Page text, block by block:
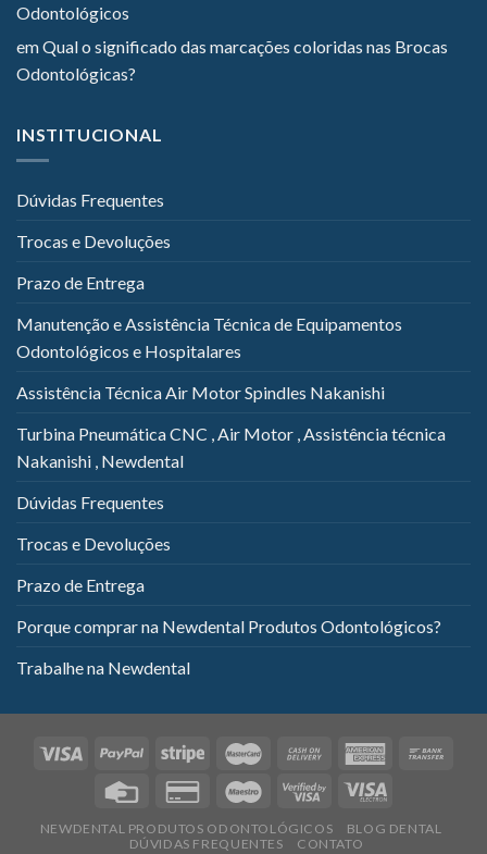
Odontológicos
emQual o significado das marcações coloridas nas Brocas
Odontológicas?
INSTITUCIONAL
Dúvidas Frequentes
Trocas e Devoluções
Prazo de Entrega
Manutenção e Assistência Técnica de Equipamentos
Odontológicos e Hospitalares
Assistência Técnica Air Motor Spindles Nakanishi
Turbina Pneumática CNC , Air Motor , Assistência técnica
Nakanishi , Newdental
Dúvidas Frequentes
Trocas e Devoluções
Prazo de Entrega
Porque comprar na Newdental Produtos Odontológicos?
Trabalhe na Newdental
NEWDENTAL PRODUTOS ODONTOLÓGICOS
BLOG DENTAL
DÚVIDAS FREQUENTES
CONTATO